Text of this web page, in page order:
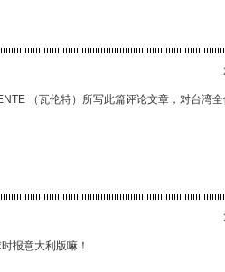
（瓦伦特）所写此篇评论文章，对台湾
报意大利版嘛！